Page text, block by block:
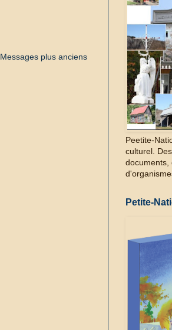
Messages plus anciens
Peetite-
culturel.
documents,
Petite-